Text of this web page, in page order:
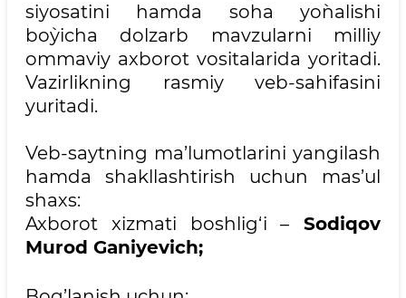
siyosatini hamda soha yo`nalishi
bo`yicha dolzarb mavzularni milliy
ommaviy axbоrot vositalarida yoritadi.
Vazirlikning rasmiy vеb-sahifasini
yuritadi.
Veb-saytning ma’lumotlarini yangilash
hamda shakllashtirish uchun mas’ul
shaхs:
Axborot xizmati boshlig‘i – Sodiqov
Murod Ganiyevich;